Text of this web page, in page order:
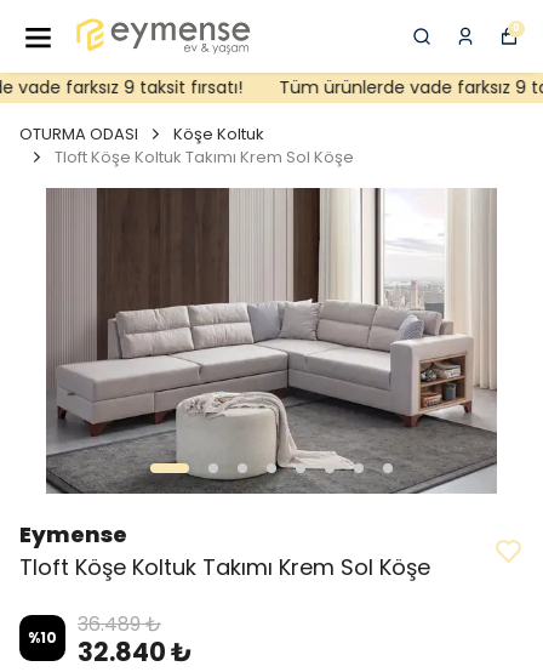
0
farksız 9 taksit fırsatı! Tüm ürünlerde vade farksız 9
OTURMA ODASI
Köşe Koltuk
Tloft Köşe Koltuk Takımı Krem Sol Köşe
Eymense
Tloft Köşe Koltuk Takımı Krem Sol Köşe
%10 36.489 ₺
32.840 ₺